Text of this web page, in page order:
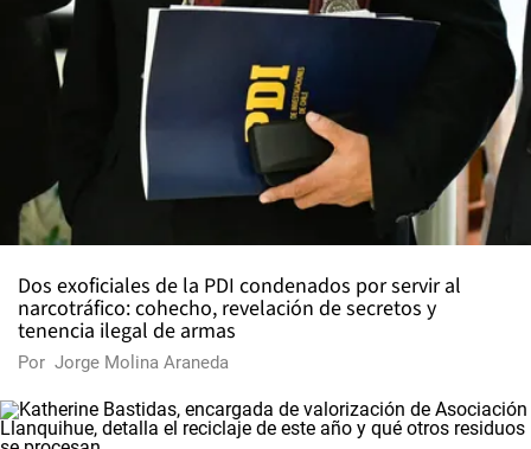
Dos exoficiales de la PDI condenados por servir al
narcotráfico: cohecho, revelación de secretos y
tenencia ilegal de armas
Por Jorge Molina Araneda